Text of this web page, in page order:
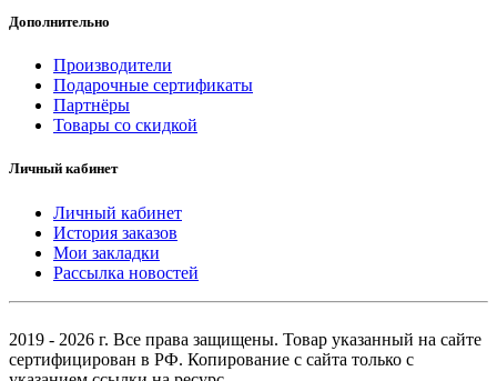
Дополнительно
Производители
Подарочные сертификаты
Партнёры
Товары со скидкой
Личный кабинет
Личный кабинет
История заказов
Мои закладки
Рассылка новостей
2019 - 2026 г. Все права защищены. Товар указанный на сайте
сертифицирован в РФ. Копирование с сайта только с